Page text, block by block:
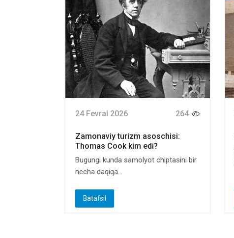
24 Fevral 2026 264
Zamonaviy turizm asoschisi:
Thomas Cook kim edi?
Bugungi kunda samolyot chiptasini bir
necha daqiqa...
Batafsil